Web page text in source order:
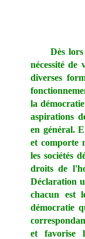
Dès lors
nécessité de
diverses
la
aspirations
en général.
et comporte
les sociétés
droits de
Déclaration
chacun est
démocratie
et favorise